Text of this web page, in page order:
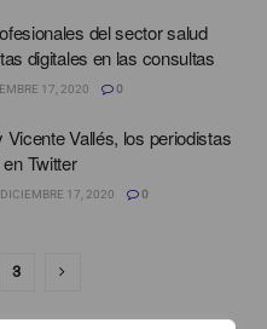
del sector salud
digitales en las consultas
17, 2020 0
Vicente Vallés, los periodistas
Twitter
DICIEMBRE 17, 2020 0
3